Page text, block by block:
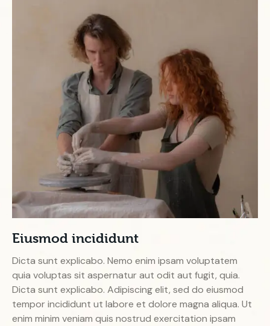
Eiusmod incididunt
Dicta sunt explicabo. Nemo enim ipsam voluptatem
quia voluptas sit aspernatur aut odit aut fugit, quia.
Dicta sunt explicabo. Adipiscing elit, sed do eiusmod
tempor incididunt ut labore et dolore magna aliqua. Ut
enim minim veniam quis nostrud exercitation ipsam